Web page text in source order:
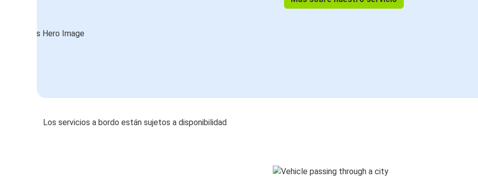
Los servicios a bordo están sujetos a disponibilidad